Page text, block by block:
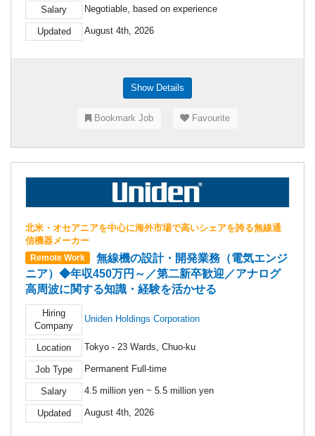
Salary Negotiable, based on experience
Updated August 4th, 2026
Show Details
Bookmark Job Favourite
北米・オセアニアを中心に海外市場で高いシェアを誇る無線通
信機器メーカー
Remote Work
無線機の設計・開発業務（電気エンジ
ニア）◆年収450万円～／第二新卒歓迎／アナログ
高周波に関する知識・経験を活かせる
Hiring
Company
Uniden Holdings Corporation
Location Tokyo - 23 Wards, Chuo-ku
Job Type Permanent Full-time
Salary 4.5 million yen ~ 5.5 million yen
Updated August 4th, 2026